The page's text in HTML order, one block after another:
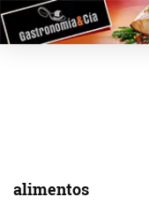
alimentos